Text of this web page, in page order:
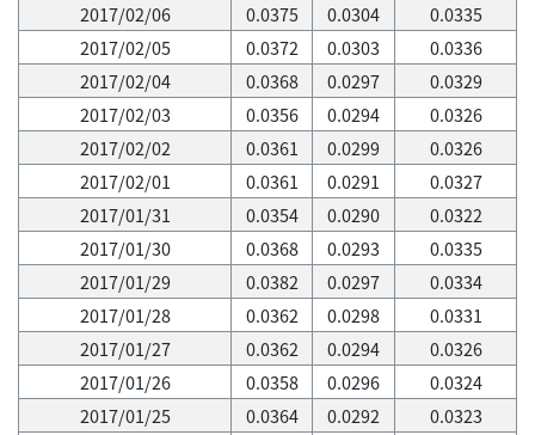
2017/02/06
0.0375 0.0304
0.0335
2017/02/05
0.0372 0.0303
0.0336
2017/02/04
0.0368 0.0297
0.0329
2017/02/03
0.0356 0.0294
0.0326
2017/02/02
0.0361 0.0299
0.0326
2017/02/01
0.0361 0.0291
0.0327
2017/01/31
0.0354 0.0290
0.0322
2017/01/30
0.0368 0.0293
0.0335
2017/01/29
0.0382 0.0297
0.0334
2017/01/28
0.0362 0.0298
0.0331
2017/01/27
0.0362 0.0294
0.0326
2017/01/26
0.0358 0.0296
0.0324
2017/01/25
0.0364 0.0292
0.0323